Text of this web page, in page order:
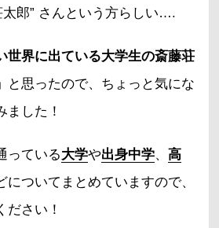
太郎” さんという方らしい….
世界に出ている大学生の斎藤荘
と思ったので、ちょっと気にな
ました！
っている大学や出身中学、 高
についてまとめていますので、
ださい！